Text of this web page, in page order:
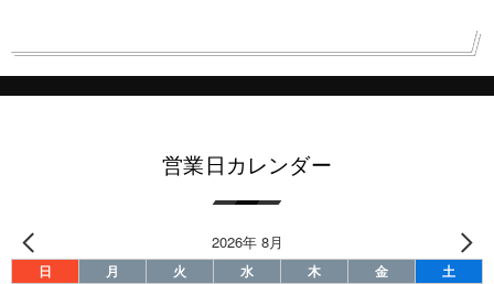
営業日カレンダー
2026年 8月
日 月 火 水 木 金 土